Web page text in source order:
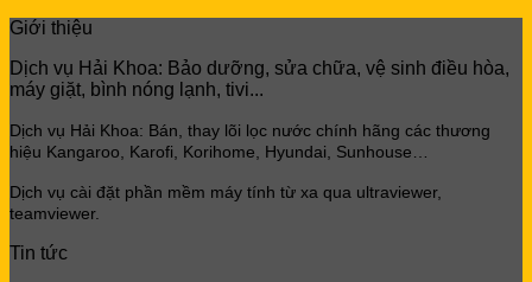
Giới thiệu
Dịch vụ Hải Khoa: Bảo dưỡng, sửa chữa, vệ sinh điều hòa,
máy giặt, bình nóng lạnh, tivi...
Dịch vụ Hải Khoa: Bán, thay lõi lọc nước chính hãng các thương
hiệu Kangaroo, Karofi, Korihome, Hyundai, Sunhouse…
Dịch vụ cài đặt phần mềm máy tính từ xa qua ultraviewer,
teamviewer.
Tin tức